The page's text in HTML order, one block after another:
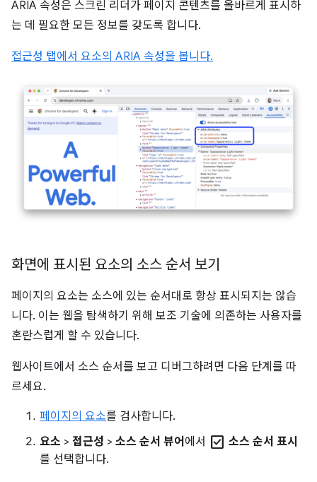
ARIA 속성은 스크린 리더가 페이지 콘텐츠를 올바르게 표시하
는 데 필요한 모든 정보를 갖도록 합니다.
접근성 탭에서 요소의 ARIA 속성을 봅니다.
화면에 표시된 요소의 소스 순서 보기
페이지의 요소는 소스에 있는 순서대로 항상 표시되지는 않습
니다. 이는 웹을 탐색하기 위해 보조 기술에 의존하는 사용자를
혼란스럽게 할 수 있습니다.
웹사이트에서 소스 순서를 보고 디버그하려면 다음 단계를 따
르세요.
페이지의 요소를 검사합니다.
요소 > 접근성 > 소스 순서 뷰어 에서 check_box 소스 순서 표시
를 선택합니다.